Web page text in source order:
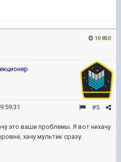
10 850
#5
это ваши проблемы. Я вот нихачу
хачу мультик сразу.